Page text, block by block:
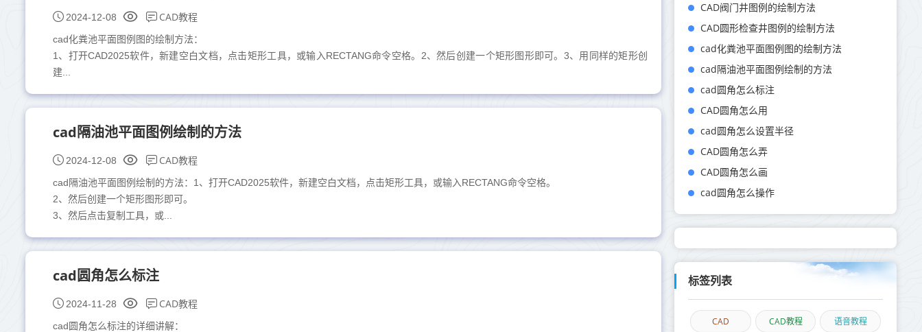
2024-12-08 CAD教程
cad化粪池平面图例图的绘制方法：
1、打开CAD2025软件，新建空白文档，点击矩形工具，或输入RECTANG命令空格。2、然后创建一个矩形图形即可。3、用同样的矩形创
建...
cad隔油池平面图例绘制的方法
2024-12-08 CAD教程
cad隔油池平面图例绘制的方法：1、打开CAD2025软件，新建空白文档，点击矩形工具，或输入RECTANG命令空格。
2、然后创建一个矩形图形即可。
3、然后点击复制工具，或...
cad圆角怎么标注
2024-11-28 CAD教程
cad圆角怎么标注的详细讲解：
CAD阀门井图例的绘制方法
CAD圆形检查井图例的绘制方法
cad化粪池平面图例图的绘制方法
cad隔油池平面图例绘制的方法
cad圆角怎么标注
CAD圆角怎么用
cad圆角怎么设置半径
CAD圆角怎么弄
CAD圆角怎么画
cad圆角怎么操作
标签列表
CAD CAD教程 语音教程